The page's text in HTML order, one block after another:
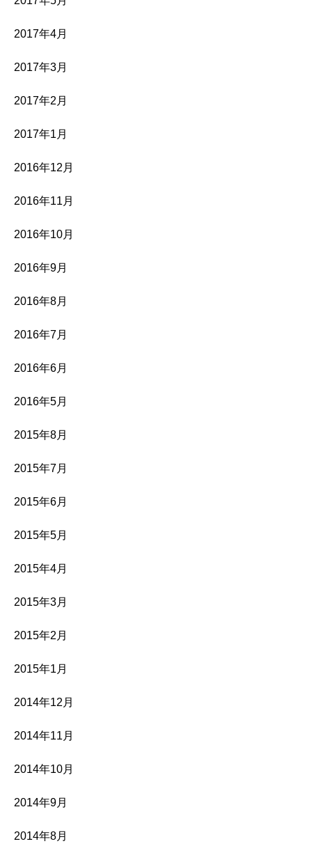
2017年4月
2017年3月
2017年2月
2017年1月
2016年12月
2016年11月
2016年10月
2016年9月
2016年8月
2016年7月
2016年6月
2016年5月
2015年8月
2015年7月
2015年6月
2015年5月
2015年4月
2015年3月
2015年2月
2015年1月
2014年12月
2014年11月
2014年10月
2014年9月
2014年8月